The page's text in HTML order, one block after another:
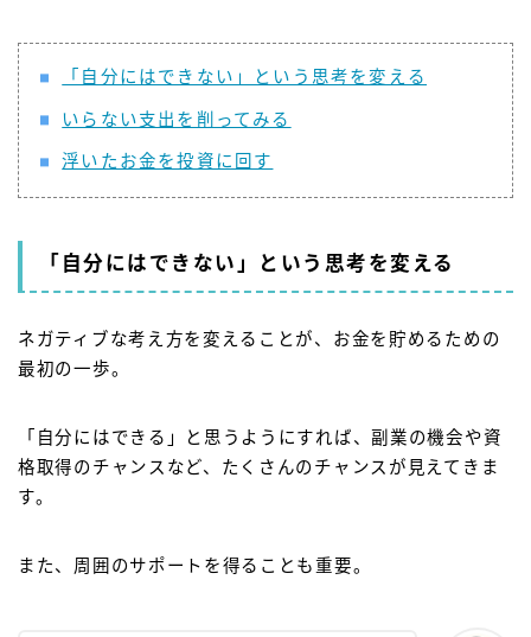
「自分にはできない」という思考を変える
いらない支出を削ってみる
浮いたお金を投資に回す
「自分にはできない」という思考を変える
ネガティブな考え方を変えることが、お金を貯めるための
最初の一歩。
「自分にはできる」と思うようにすれば、副業の機会や資
格取得のチャンスなど、たくさんのチャンスが見えてきま
す。
また、周囲のサポートを得ることも重要。